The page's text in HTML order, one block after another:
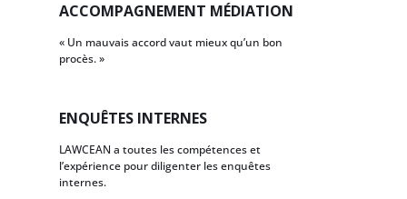
ACCOMPAGNEMENT MÉDIATION
« Un mauvais accord vaut mieux qu’un bon
procès. »
ENQUÊTES INTERNES
LAWCEAN a toutes les compétences et
l’expérience pour diligenter les enquêtes
internes.